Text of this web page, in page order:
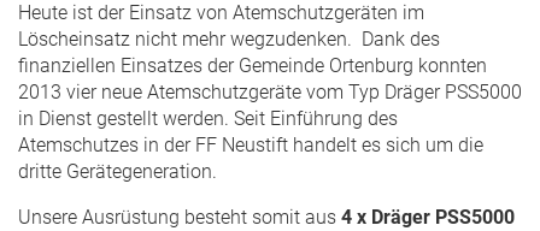
Heute ist der Einsatz von Atemschutzgeräten im
Löscheinsatz nicht mehr wegzudenken. Dank des
finanziellen Einsatzes der Gemeinde Ortenburg konnten
2013 vier neue Atemschutzgeräte vom Typ Dräger PSS5000
in Dienst gestellt werden. Seit Einführung des
Atemschutzes in der FF Neustift handelt es sich um die
dritte Gerätegeneration.
Unsere Ausrüstung besteht somit aus 4 x Dräger PSS5000